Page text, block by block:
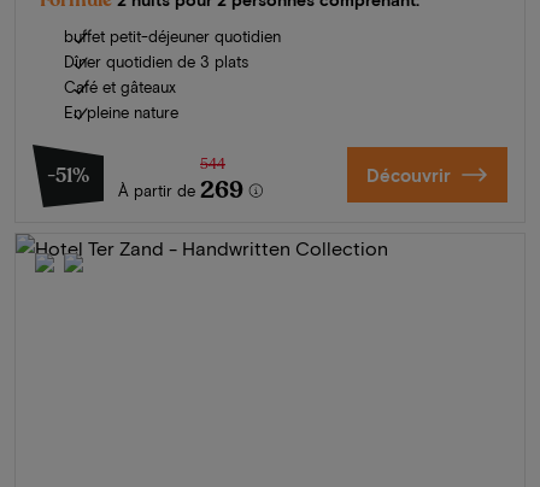
buffet petit-déjeuner quotidien
Dîner quotidien de 3 plats
Café et gâteaux
En pleine nature
-51%
À partir de
544
269 Découvrir